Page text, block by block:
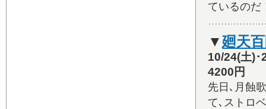
ているのだ
▼廻天
10/24(土)
4200円
先日､月蝕
て､ストロ